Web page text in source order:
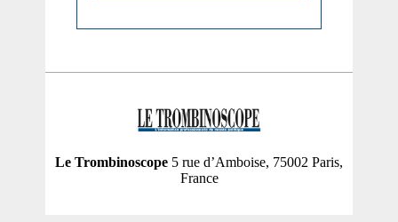
Le Trombinoscope 5 rue d’Amboise, 75002 Paris,
France